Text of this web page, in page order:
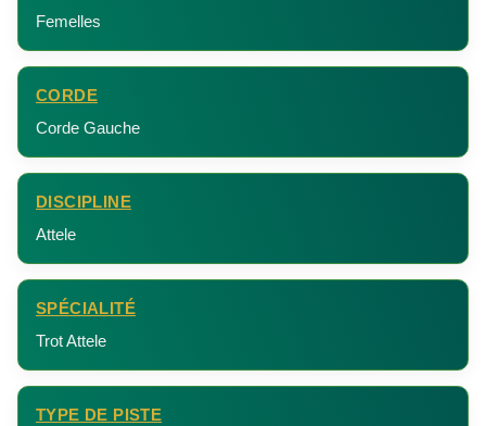
Femelles
CORDE
Corde Gauche
DISCIPLINE
Attele
SPÉCIALITÉ
Trot Attele
TYPE DE PISTE